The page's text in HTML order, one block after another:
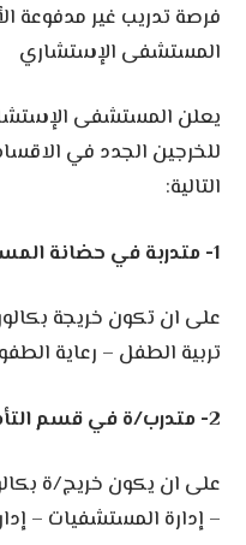
فرصة تدريب غير مدفوعة
المستشفى الإستشاري
يعلن المستشفى
للخرجين الجدد في
التالية:
1- متدربة في حضانة المستشفى الاستشاري:
على ان تكون خريجة
تربية الطفل – رعاية
2- متدرب/ة في قسم التأمينات:
على ان يكون خريج/ة
– إدارة المستشفيات –